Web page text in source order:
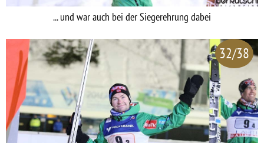
... und war auch bei der Siegerehrung dabei
32/38